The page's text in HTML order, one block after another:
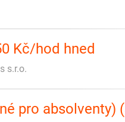
Kč/hod hned
s.r.o.
pro absolventy)